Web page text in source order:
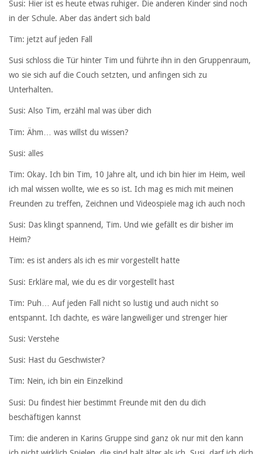
Susi: Hier ist es heute etwas ruhiger. Die anderen Kinder sind noch
in der Schule. Aber das ändert sich bald
Tim: jetzt auf jeden Fall
Susi schloss die Tür hinter Tim und führte ihn in den Gruppenraum,
wo sie sich auf die Couch setzten, und anfingen sich zu
Unterhalten.
Susi: Also Tim, erzähl mal was über dich
Tim: Ähm… was willst du wissen?
Susi: alles
Tim: Okay. Ich bin Tim, 10 Jahre alt, und ich bin hier im Heim, weil
ich mal wissen wollte, wie es so ist. Ich mag es mich mit meinen
Freunden zu treffen, Zeichnen und Videospiele mag ich auch noch
Susi: Das klingt spannend, Tim. Und wie gefällt es dir bisher im
Heim?
Tim: es ist anders als ich es mir vorgestellt hatte
Susi: Erkläre mal, wie du es dir vorgestellt hast
Tim: Puh… Auf jeden Fall nicht so lustig und auch nicht so
entspannt. Ich dachte, es wäre langweiliger und strenger hier
Susi: Verstehe
Susi: Hast du Geschwister?
Tim: Nein, ich bin ein Einzelkind
Susi: Du findest hier bestimmt Freunde mit den du dich
beschäftigen kannst
Tim: die anderen in Karins Gruppe sind ganz ok nur mit den kann